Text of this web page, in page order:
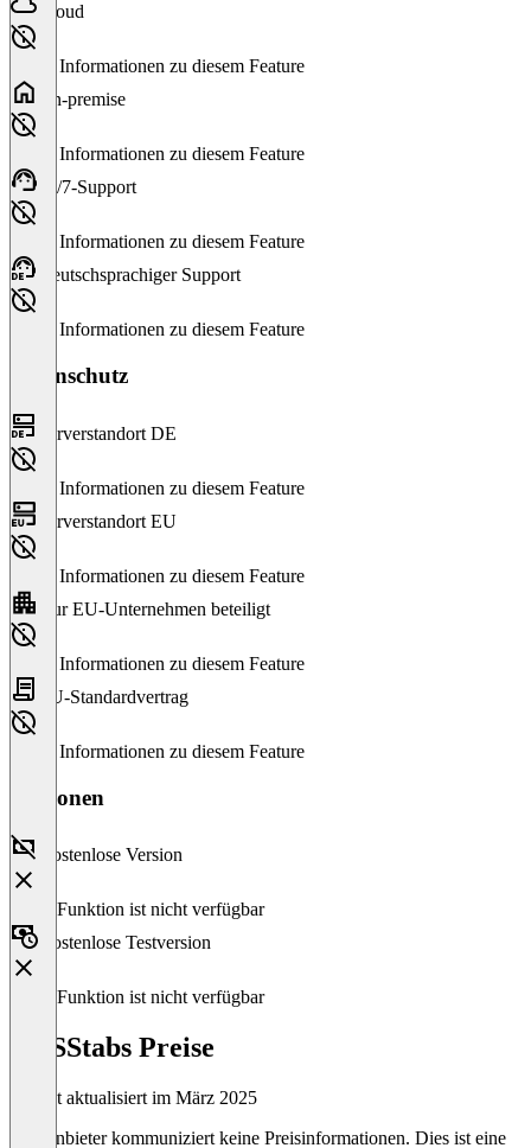
Cloud
Keine Informationen zu diesem Feature
On-premise
Keine Informationen zu diesem Feature
24/7-Support
Keine Informationen zu diesem Feature
Deutschsprachiger Support
Keine Informationen zu diesem Feature
Datenschutz
Serverstandort DE
Keine Informationen zu diesem Feature
Serverstandort EU
Keine Informationen zu diesem Feature
Nur EU-Unternehmen beteiligt
Keine Informationen zu diesem Feature
EU-Standardvertrag
Keine Informationen zu diesem Feature
Versionen
Kostenlose Version
Diese Funktion ist nicht verfügbar
Kostenlose Testversion
Diese Funktion ist nicht verfügbar
GESStabs Preise
Zuletzt aktualisiert im März 2025
Der Anbieter kommuniziert keine Preisinformationen. Dies ist eine